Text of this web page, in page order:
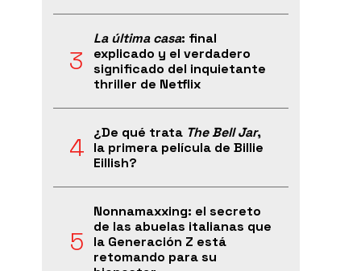
La última casa: final
explicado y el verdadero
significado del inquietante
thriller de Netflix
¿De qué trata The Bell Jar,
la primera película de Billie
Eillish?
Nonnamaxxing: el secreto
de las abuelas italianas que
la Generación Z está
retomando para su